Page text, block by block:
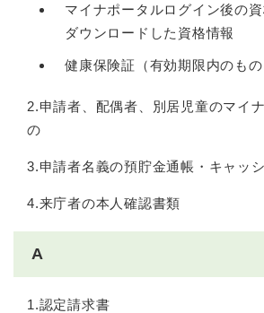
マイナポータルログイン後の
ダウンロードした資格情報
健康保険証（有効期限内のもの
2.申請者、配偶者、別居児童のマイ
の
3.申請者名義の預貯金通帳・キャッ
4.来庁者の本人確認書類
A
1.認定請求書